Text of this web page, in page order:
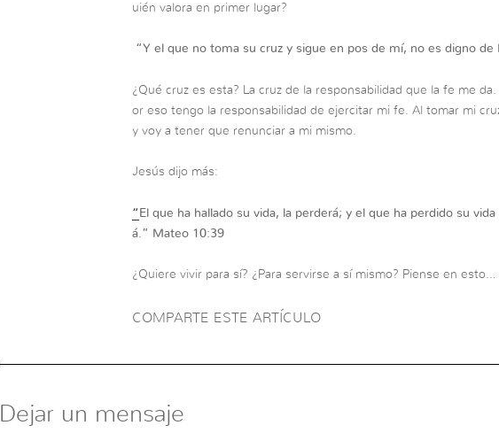
uién valora en primer lugar?
“Y el que no toma su cruz y sigue en pos de mí, no es digno de
¿Qué cruz es esta? La cruz de la responsabilidad que la fe me
or eso tengo la responsabilidad de ejercitar mi fe. Al tomar mi
y voy a tener que renunciar a mi mismo.
Jesús dijo más:
“ El que ha hallado su vida, la perderá; y el que ha perdido su
á.” Mateo 10:39
¿Quiere vivir para sí? ¿Para servirse a sí mismo? Piense en esto…
COMPARTE ESTE ARTÍCULO
Dejar un mensaje